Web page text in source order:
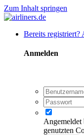
Zum Inhalt springen
Bereits registriert?
Anmelden
Angemeldet
genutzten